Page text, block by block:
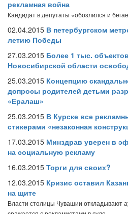
рекламная война
Кандидат в депутаты «обозлился и
02.04.2015 В петербургском
летию Победы
27.03.2015 Более 1 тыс.
Новосибирской области
25.03.2015 Концепцию
допросы родителей детьми
«Ералаш»
25.03.2015 В Курске все
стикерами «незаконная
17.03.2015 Минздрав уверен в
на социальную рекламу
16.03.2015 Торги для своих?
12.03.2015 Кризис оставил
на щите
Власти столицы Чувашии откладывают